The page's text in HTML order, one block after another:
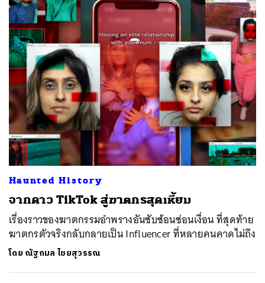
Haunted History
จากดาว TikTok สู่ฆาตกรสุดเหี้ยม
เรื่องราวของฆาตกรรมอำพรางอันซับซ้อนซ่อนเงื่อน ที่สุดท้าย
ฆาตกรตัวจริงกลับกลายเป็น Influencer ที่หลายคนคาดไม่ถึง
โดย ณัฐกมล ไชยสุวรรณ